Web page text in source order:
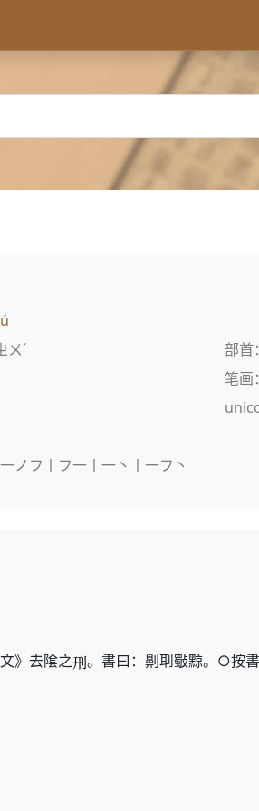
ㄨˊ
部首
笔画
ノフ丨フ一丨一丶丨一フ丶
》去隂之
。書曰：劓刵斀黥。○按